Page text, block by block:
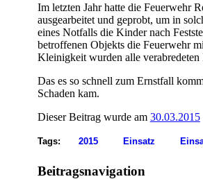
Im letzten Jahr hatte die Feuerwehr
ausgearbeitet und geprobt, um in
eines Notfalls die Kinder nach
betroffenen Objekts die Feuerwehr
Kleinigkeit wurden alle verabredeten
Das es so schnell zum Ernstfall
Schaden kam.
Dieser Beitrag wurde am 30.03.2015
Tags: 2015 Einsatz
Beitragsnavigation